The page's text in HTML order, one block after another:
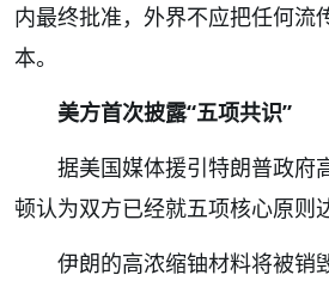
内最终批准，外界不应把任何流
本。
美方首次披露“五项共识”
据美国媒体援引特朗普政府
顿认为双方已经就五项核心原则
伊朗的高浓缩铀材料将被销